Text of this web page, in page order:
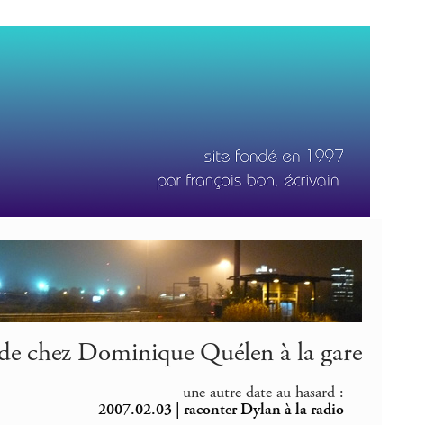
chez Dominique Quélen à la gare
une autre date au hasard :
2007.02.03 | raconter Dylan à la radio